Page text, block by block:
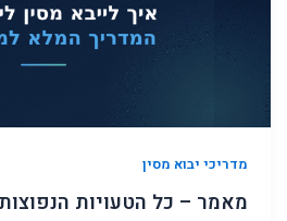
מדריכי יבוא מסין
מאמר – כל הטעויות